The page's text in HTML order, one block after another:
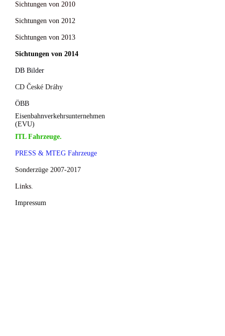
Sichtungen von 2010
Sichtungen von 2012
Sichtungen von 2013
Sichtungen von 2014
DB Bilder
CD České Dráhy
ÖBB
Eisenbahnverkehrsunternehmen
(EVU)
ITL Fahrzeuge.
PRESS & MTEG Fahrzeuge
Sonderzüge 2007-2017
Links.
Impressum